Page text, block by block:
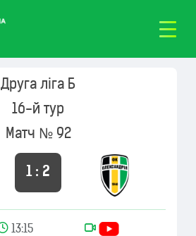
Друга ліга Б
16-й тур
Матч № 92
1 : 2
13:15